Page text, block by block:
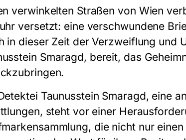
verwinkelten Straßen von Wien
versetzt: eine verschwundene
in dieser Zeit der Verzweiflung und
Smaragd, bereit, das
Taunusstein Smaragd, eine
steht vor einer
die nicht nur